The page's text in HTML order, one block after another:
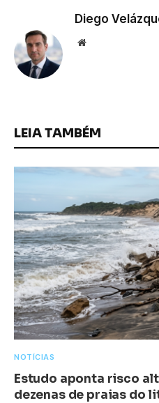
Diego
Website
LEIA TAMBÉM
NOTÍCIAS
Estudo aponta risco
dezenas de praias do